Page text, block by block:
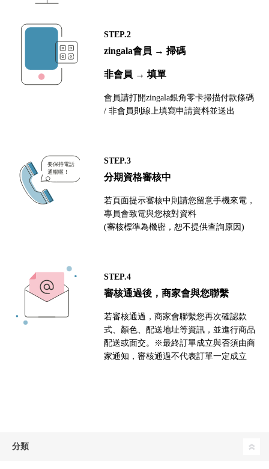
STEP.2
zingala會員 → 掃碼
非會員 → 填單
會員請打開zingala銀角零卡掃描付款條碼
/ 非會員則線上填寫申請資料並送出
STEP.3
分期資格審核中
若頁面提示審核中則請您留意手機來電，
專員會致電與您核對資料
(審核標準為機密，恕不提供查詢原因)
STEP.4
審核通過後，商家會與您聯繫
若審核通過，商家會聯繫您再次確認款
式、顏色、配送地址等資訊，並進行商品
配送或面交。※最終訂單成立與否須由商
家通知，審核通過不代表訂單一定成立
分類